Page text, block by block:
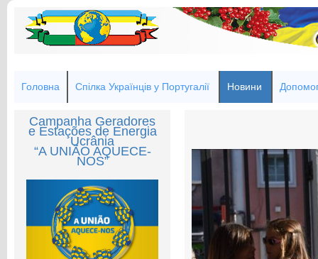
Головна Спілка Українців у Португалії Новини
Campanha Geradores
e Estações de Energia
Ucrânia
“A UNIÃO AQUECE-
NOS”